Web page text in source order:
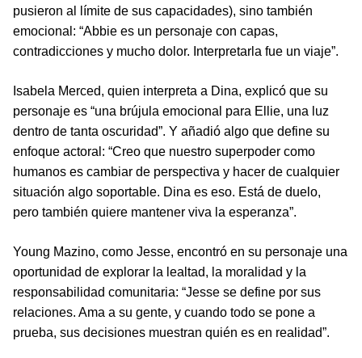
pusieron al límite de sus capacidades), sino también
emocional: “Abbie es un personaje con capas,
contradicciones y mucho dolor. Interpretarla fue un viaje”.
Isabela Merced, quien interpreta a Dina, explicó que su
personaje es “una brújula emocional para Ellie, una luz
dentro de tanta oscuridad”. Y añadió algo que define su
enfoque actoral: “Creo que nuestro superpoder como
humanos es cambiar de perspectiva y hacer de cualquier
situación algo soportable. Dina es eso. Está de duelo,
pero también quiere mantener viva la esperanza”.
Young Mazino, como Jesse, encontró en su personaje una
oportunidad de explorar la lealtad, la moralidad y la
responsabilidad comunitaria: “Jesse se define por sus
relaciones. Ama a su gente, y cuando todo se pone a
prueba, sus decisiones muestran quién es en realidad”.